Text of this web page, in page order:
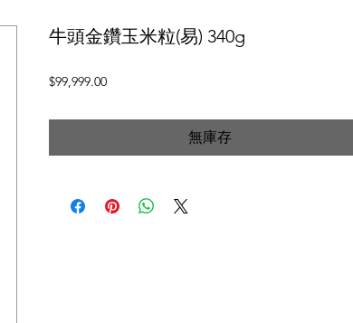
牛頭金鑽玉米粒(易) 340g
$99,999.00價
無庫存